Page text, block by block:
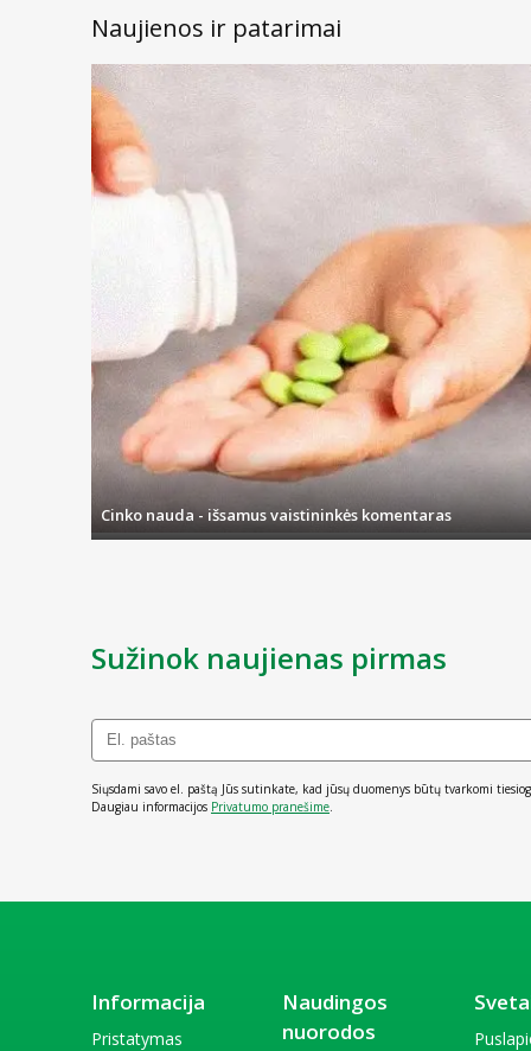
Naujienos ir patarimai
Cinko nauda - išsamus vaistininkės komentaras
Sužinok naujienas pirmas
Siųsdami savo el. paštą Jūs sutinkate, kad jūsų duomenys būtų tvarkomi
Daugiau informacijos Privatumo pranešime
Informacija
Pristatymas
Naudingos
nuorodos